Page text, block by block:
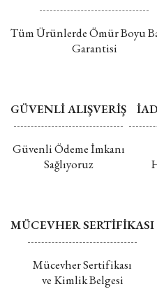
Tüm Ürünlerde Ömür Boyu
Garantisi
GÜVENLİ ALIŞVERİŞ
Güvenli Ödeme İmkanı
Sağlıyoruz
MÜCEVHER SERTİFİKASI
Mücevher Sertifikası
ve Kimlik Belgesi